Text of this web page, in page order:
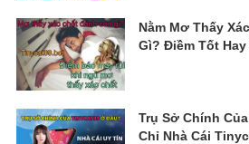
Nằm Mơ Thấy
Gì? Điềm Tốt Hay
Trụ Sở Chính
Chỉ Nhà Cái